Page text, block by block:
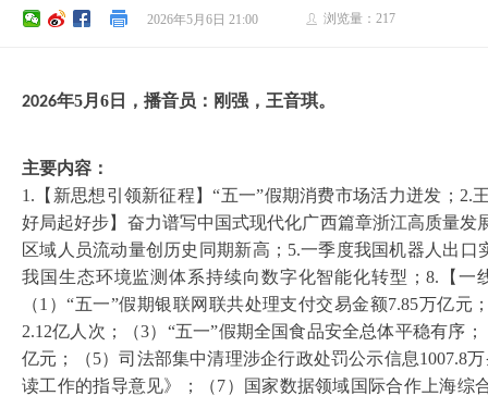
2026年5月6日 21:00 ꄑ 浏览量： 217
2026年5月 6 日，播音员：刚强， 王音琪。
主要内容：
1.【新思想引领新征程】“五一”假期消费市场活力迸发；2.
好局起好步】奋力谱写中国式现代化广西篇章浙江高质量发
区域人员流动量创历史同期新高；5.一季度我国机器人出口
我国生态环境监测体系持续向数字化智能化转型；8.【一
（1）“五一”假期银联网联共处理支付交易金额7.85万亿
2.12亿人次；（3）“五一”假期全国食品安全总体平稳有序
亿元；（5）司法部集中清理涉企行政处罚公示信息1007.8
读工作的指导意见》；（7）国家数据领域国际合作上海综